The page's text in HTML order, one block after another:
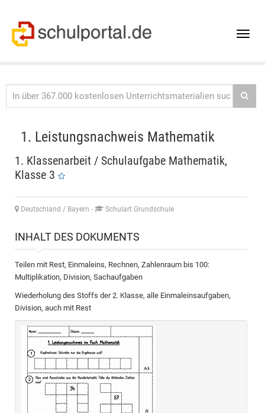
Toggle
1. Leistungsnachweis Mathematik
1. Klassenarbeit / Schulaufgabe Mathematik,
Klasse 3
Deutschland / Bayern - Schulart Grundschule
INHALT DES DOKUMENTS
Teilen mit Rest, Einmaleins, Rechnen, Zahlenraum bis 100:
Multiplikation, Division, Sachaufgaben
Wiederholung des Stoffs der 2. Klasse, alle Einmaleinsaufgaben,
Division, auch mit Rest